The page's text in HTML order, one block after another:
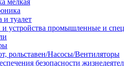
мелкая
и туалет
и устройства промышленные и
рольставен/Насосы/Вентиляторы
безопасности